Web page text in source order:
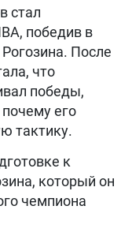
стал
победив в
После
что
победы,
его
тактику.
к
который он
чемпиона